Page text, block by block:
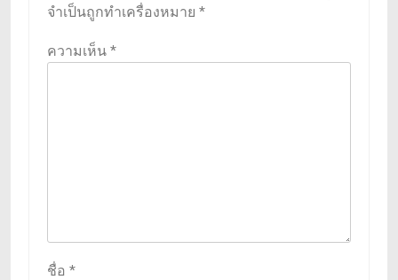
จำเป็นถูกทำเครื่องหมาย *
ความเห็น *
ชื่อ *